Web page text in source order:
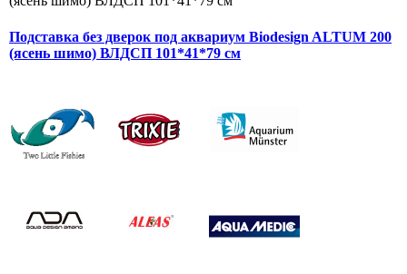
Подставка без дверок под аквариум Biodesign ALTUM 200
(ясень шимо) ВЛДСП 101*41*79 см